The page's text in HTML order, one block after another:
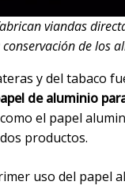
viandas
de los
y del tabaco
de aluminio
el papel
productos.
uso del papel